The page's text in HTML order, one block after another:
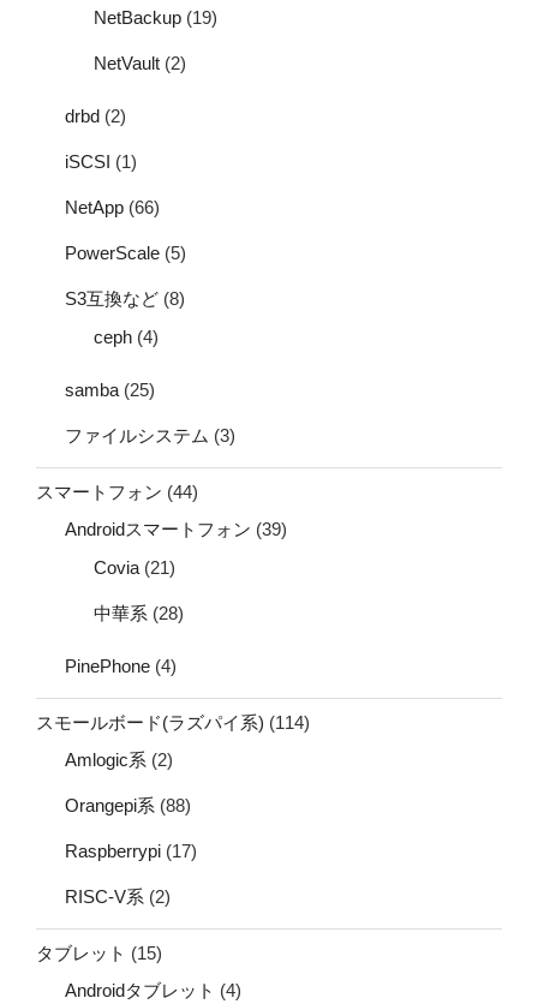
NetBackup (19)
NetVault (2)
drbd (2)
iSCSI (1)
NetApp (66)
PowerScale (5)
S3互換など (8)
ceph (4)
samba (25)
ファイルシステム (3)
スマートフォン (44)
Androidスマートフォン (39)
Covia (21)
中華系 (28)
PinePhone (4)
スモールボード(ラズパイ系) (114)
Amlogic系 (2)
Orangepi系 (88)
Raspberrypi (17)
RISC-V系 (2)
タブレット (15)
Androidタブレット (4)